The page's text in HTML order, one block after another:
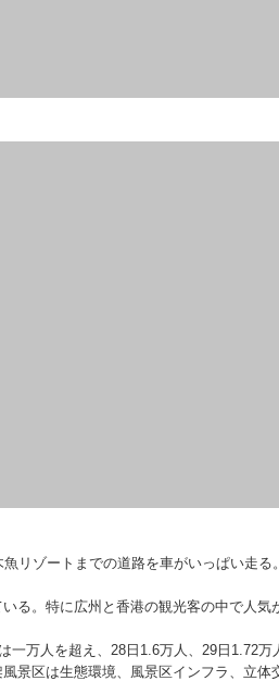
リゾートまでの道路を車がいっぱい走
る。特に広州と香港の観光客の中で人気
万人を超え、28日1.6万人、29日1.72万
景区は生態環境、風景区インフラ、立体